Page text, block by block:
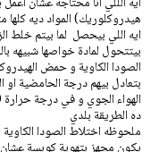
هيدروكلوريك) المواد ديه كلها
ايه اللي بيحصل لما بيتم خلط
بيتتحول لمادة خواصها شبيهه
الصودا الكاوية و حمض
بتعادل بيهم درجة الحامضية او
الهواء الجوي و في درجة حرارة 60 و هي درجة حرارة سهل توصلها
ده الطريقة بلدي
ملحوظه اختلاط الصودا